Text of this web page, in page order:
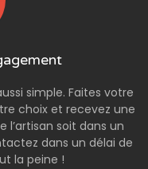
simple. Faites votre
choix et recevez une
l’artisan soit dans un
dans un délai de
la peine !